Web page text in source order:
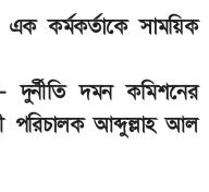
কর্মকর্তাকে সাময়িক
দুর্নীতি দমন কমিশনের
পরিচালক আব্দুল্লাহ আল